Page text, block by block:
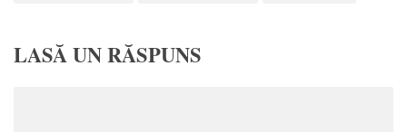
LASĂ UN RĂSPUNS